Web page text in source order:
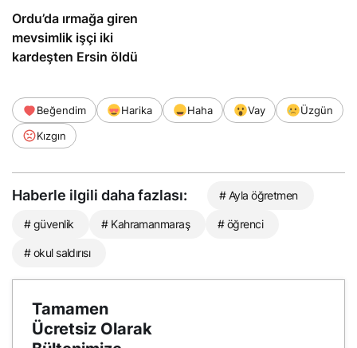
Ordu’da ırmağa giren
mevsimlik işçi iki
kardeşten Ersin öldü
Beğendim Harika Haha Vay
Üzgün
Kızgın
Haberle ilgili daha fazlası: # Ayla öğretmen
# güvenlik # Kahramanmaraş # öğrenci
# okul saldırısı
Tamamen
Ücretsiz Olarak